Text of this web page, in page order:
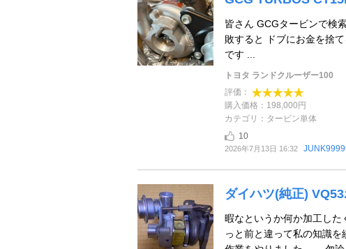
皆さん GCGタービンで検
敗すると ドブにお金を捨
です ...
トヨタ ランドクルーザー100
評価：
購入価格：198,000円
カテゴリ：タービン単体
10
2026年7月13日 16:32
ダイハツ(純正)
暇なというか何か加工した
っと前と違って私の知識